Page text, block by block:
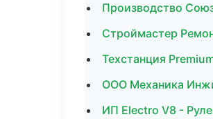
Производство
Строймастер
Техстанция
ООО Механика
ИП Electro V8 -